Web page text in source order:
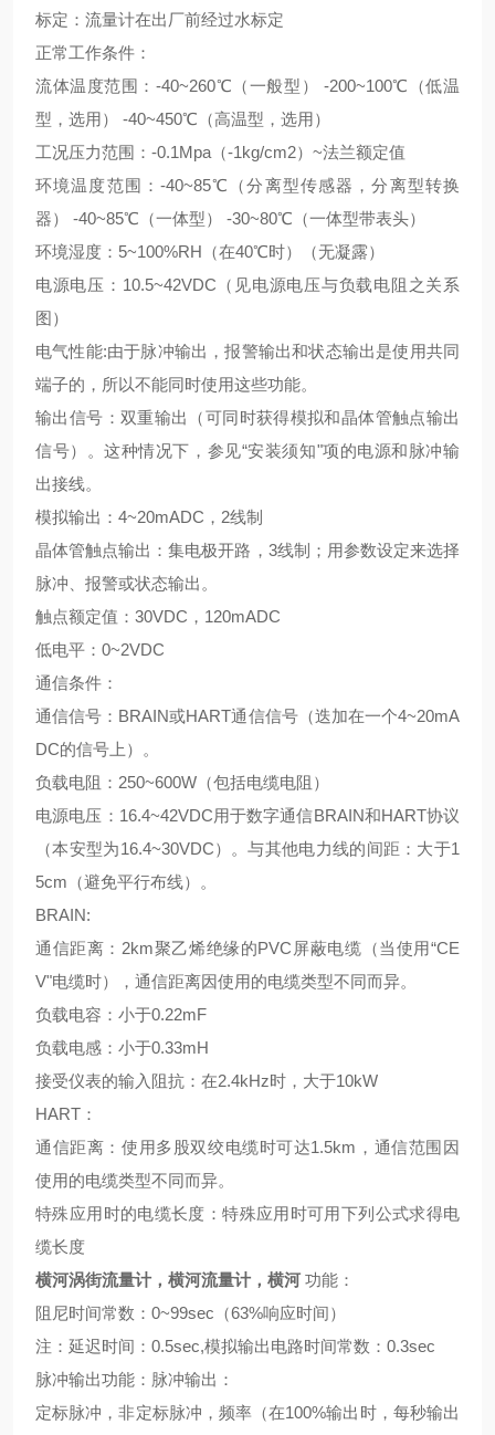
标定：流量计在出厂前经过水标定
正常工作条件：
流体温度范围：-40~260℃（一般型） -200~100℃（低温
型，选用） -40~450℃（高温型，选用）
工况压力范围：-0.1Mpa（-1kg/cm2）~法兰额定值
环境温度范围：-40~85℃（分离型传感器，分离型转换
器） -40~85℃（一体型） -30~80℃（一体型带表头）
环境湿度：5~100%RH（在40℃时）（无凝露）
电源电压：10.5~42VDC（见电源电压与负载电阻之关系
图）
电气性能:由于脉冲输出，报警输出和状态输出是使用共同
端子的，所以不能同时使用这些功能。
输出信号：双重输出（可同时获得模拟和晶体管触点输出
信号）。这种情况下，参见“安装须知"项的电源和脉冲输
出接线。
模拟输出：4~20mADC，2线制
晶体管触点输出：集电极开路，3线制；用参数设定来选择
脉冲、报警或状态输出。
触点额定值：30VDC，120mADC
低电平：0~2VDC
通信条件：
通信信号：BRAIN或HART通信信号（迭加在一个4~20mA
DC的信号上）。
负载电阻：250~600W（包括电缆电阻）
电源电压：16.4~42VDC用于数字通信BRAIN和HART协议
（本安型为16.4~30VDC）。与其他电力线的间距：大于1
5cm（避免平行布线）。
BRAIN:
通信距离：2km聚乙烯绝缘的PVC屏蔽电缆（当使用“CE
V"电缆时），通信距离因使用的电缆类型不同而异。
负载电容：小于0.22mF
负载电感：小于0.33mH
接受仪表的输入阻抗：在2.4kHz时，大于10kW
HART：
通信距离：使用多股双绞电缆时可达1.5km，通信范围因
使用的电缆类型不同而异。
特殊应用时的电缆长度：特殊应用时可用下列公式求得电
缆长度
横河涡街流量计，横河流量计，横河 功能：
阻尼时间常数：0~99sec（63%响应时间）
注：延迟时间：0.5sec,模拟输出电路时间常数：0.3sec
脉冲输出功能：脉冲输出：
定标脉冲，非定标脉冲，频率（在100%输出时，每秒输出